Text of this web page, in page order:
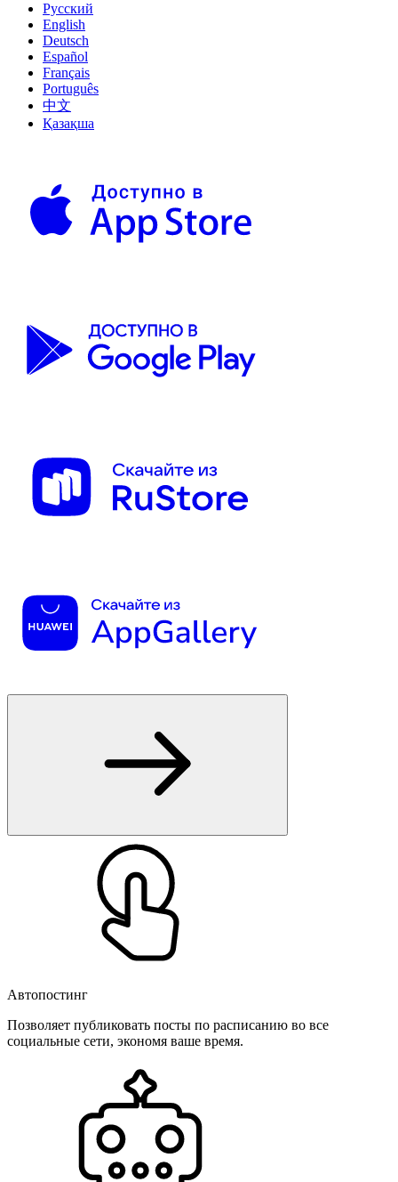
Русский
English
Deutsch
Español
Français
Português
中文
Қазақша
Автопостинг
Позволяет публиковать посты по расписанию во все
социальные сети, экономя ваше время.